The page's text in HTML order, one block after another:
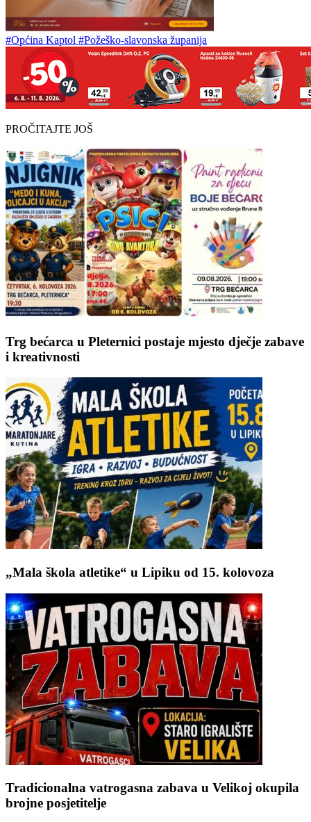
#Općina Kaptol #Požeško-slavonska županija
PROČITAJTE JOŠ
Trg bećarca u Pleternici postaje mjesto dječje zabave
i kreativnosti
„Mala škola atletike“ u Lipiku od 15. kolovoza
Tradicionalna vatrogasna zabava u Velikoj okupila
brojne posjetitelje